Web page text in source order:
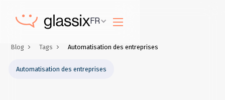
FR
Blog Tags Automatisation des entreprises
Automatisation des entreprises